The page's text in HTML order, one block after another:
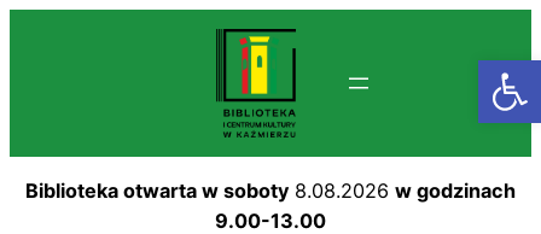
Biblioteka otwarta w soboty 8.08.2026 w godzinach
9.00-13.00